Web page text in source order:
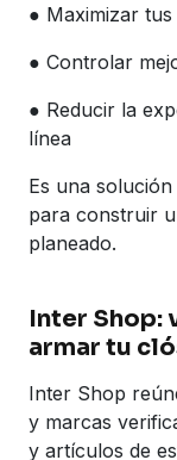
● Maximizar
● Controlar
● Reducir la
línea
Es una
para construir
planeado.
Inter Shop:
armar tu
Inter Shop
y marcas
y artículos de